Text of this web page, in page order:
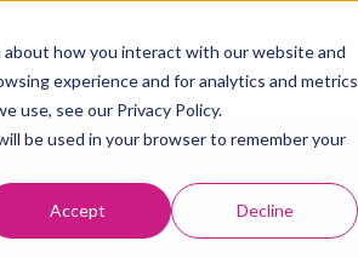
how you interact with our website and
experience and for analytics and metrics
use, see our Privacy Policy.
be used in your browser to remember your
Accept Decline
Kundberättelser Insights